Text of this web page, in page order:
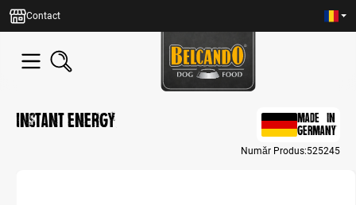
content
Contact
Instant Energy
MADE IN
GERMANY
Număr Produs:525245